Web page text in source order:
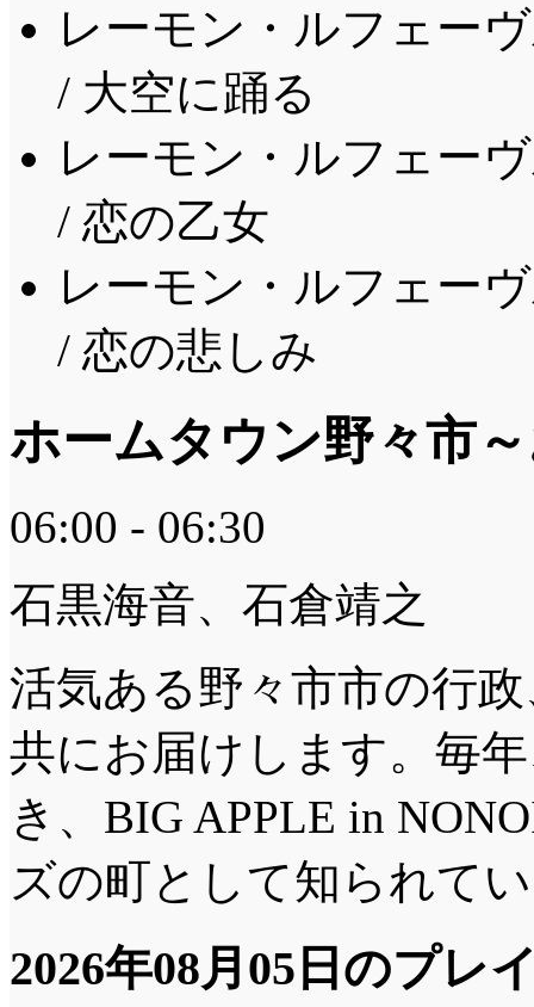
レーモン・ルフェー
/ 大空に踊る
レーモン・ルフェー
/ 恋の乙女
レーモン・ルフェー
/ 恋の悲しみ
ホームタウン野々市
06:00 - 06:30
石黒海音、石倉靖之
活気ある野々市市の行
共にお届けします。毎
き、BIG APPLE in
ズの町として知られて
2026年08月05日のプレ